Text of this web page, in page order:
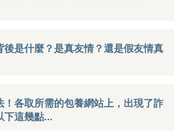
後是什麼？是真友情？還是假友情真
！各取所需的包養網站上，出現了詐
下這幾點...